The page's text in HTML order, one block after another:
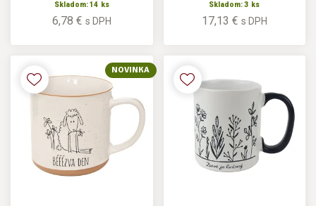
Skladom: 14 ks
6,78 € s DPH
Skladom: 3 ks
17,13 € s DPH
NOVINKA